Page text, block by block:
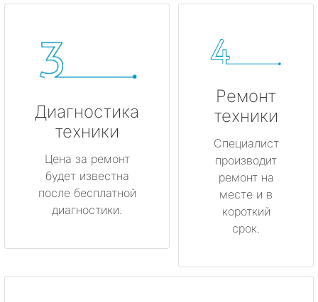
Диагностика
техники
Цена за ремонт
будет известна
после бесплатной
диагностики.
Ремонт
техники
Специалист
производит
ремонт на
месте и в
короткий
срок.